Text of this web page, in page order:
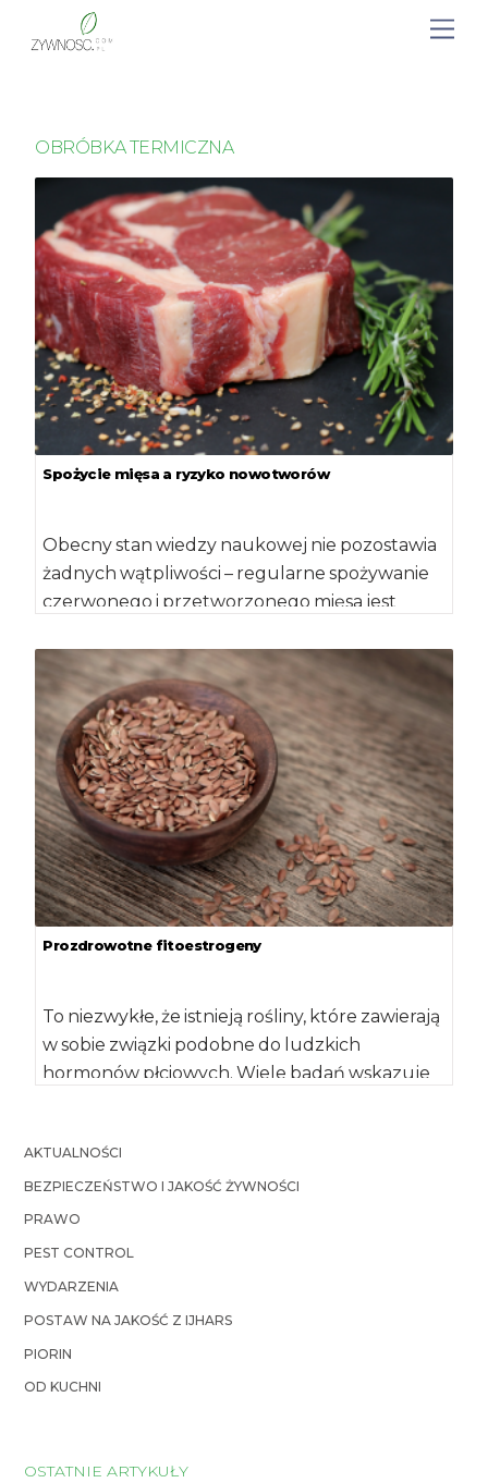
OBRÓBKA TERMICZNA
Spożycie mięsa a ryzyko nowotworów
Obecny stan wiedzy naukowej nie pozostawia
żadnych wątpliwości – regularne spożywanie
czerwonego i przetworzonego mięsa jest
na nowotwory […]
Prozdrowotne fitoestrogeny
To niezwykłe, że istnieją rośliny, które zawierają
w sobie związki podobne do ludzkich
hormonów płciowych. Wiele badań wskazuje
AKTUALNOŚCI
BEZPIECZEŃSTWO I JAKOŚĆ ŻYWNOŚCI
PRAWO
PEST CONTROL
WYDARZENIA
POSTAW NA JAKOŚĆ Z IJHARS
PIORIN
OD KUCHNI
OSTATNIE ARTYKUŁY